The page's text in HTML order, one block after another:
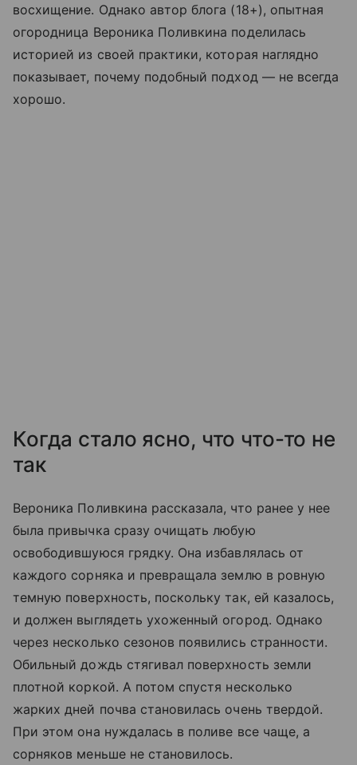
восхищение. Однако автор блога (18+), опытная
огородница Вероника Поливкина поделилась
историей из своей практики, которая наглядно
показывает, почему подобный подход — не всегда
хорошо.
Когда стало ясно, что что-то не
так
Вероника Поливкина рассказала, что ранее у нее
была привычка сразу очищать любую
освободившуюся грядку. Она избавлялась от
каждого сорняка и превращала землю в ровную
темную поверхность, поскольку так, ей казалось,
и должен выглядеть ухоженный огород. Однако
через несколько сезонов появились странности.
Обильный дождь стягивал поверхность земли
плотной коркой. А потом спустя несколько
жарких дней почва становилась очень твердой.
При этом она нуждалась в поливе все чаще, а
сорняков меньше не становилось.